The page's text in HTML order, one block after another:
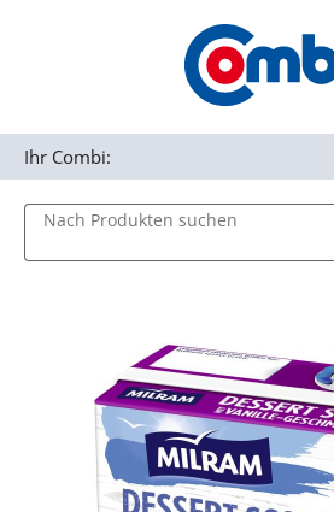
Zur Navigation springen
Nach Produkten suchen
Ihr Combi: